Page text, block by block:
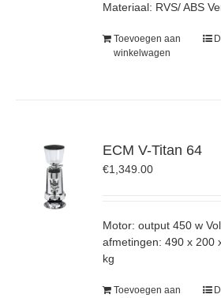
Materiaal: RVS/ ABS
Toevoegen aan
winkelwagen
ECM V-Titan 64
€1,349.00
Motor: output 450 w
afmetingen: 490 x 200
kg
Toevoegen aan